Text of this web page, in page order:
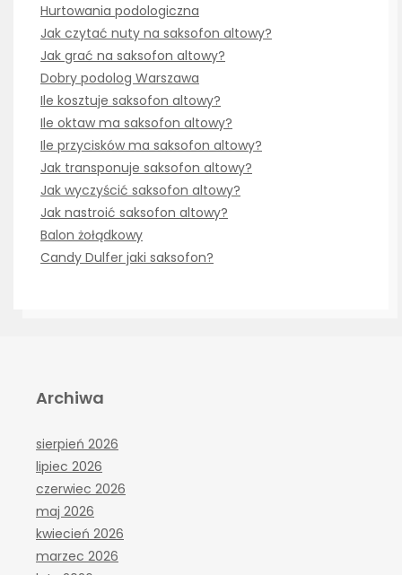
Hurtowania podologiczna
Jak czytać nuty na saksofon altowy?
Jak grać na saksofon altowy?
Dobry podolog Warszawa
Ile kosztuje saksofon altowy?
Ile oktaw ma saksofon altowy?
Ile przycisków ma saksofon altowy?
Jak transponuje saksofon altowy?
Jak wyczyścić saksofon altowy?
Jak nastroić saksofon altowy?
Balon żołądkowy
Candy Dulfer jaki saksofon?
Archiwa
sierpień 2026
lipiec 2026
czerwiec 2026
maj 2026
kwiecień 2026
marzec 2026